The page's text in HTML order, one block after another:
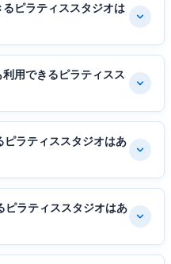
ピラティススタジオは
用できるピラティスス
ラティススタジオはあ
ピラティススタジオはあ